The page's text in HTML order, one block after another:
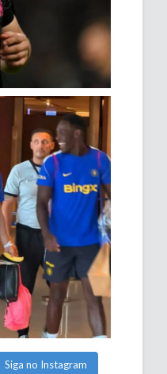
Siga no Instagram